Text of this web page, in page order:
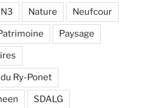
N3 Nature Neufcour
Paysage
Ry-Ponet
SDALG